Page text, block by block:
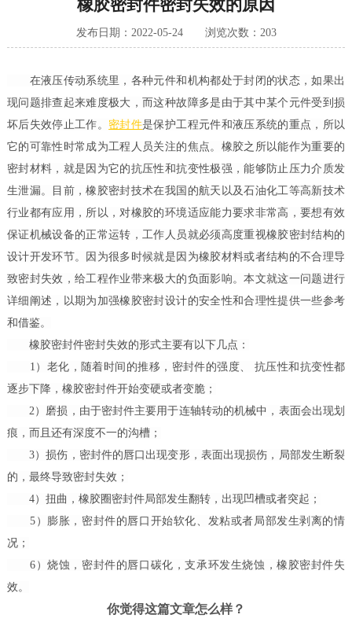
橡胶密封件密封失效的原因
发布日期：2022-05-24 浏览次数： 203
在液压传动系统里，各种元件和机构都处于封闭的状态，如果出
现问题排查起来难度极大，而这种故障多是由于其中某个元件受到损
坏后失效停止工作。 密封件是保护工程元件和液压系统的重点，所以
它的可靠性时常成为工程人员关注的焦点。橡胶之所以能作为重要的
密封材料，就是因为它的抗压性和抗变性极强，能够防止压力介质发
生泄漏。目前，橡胶密封技术在我国的航天以及石油化工等高新技术
行业都有应用，所以，对橡胶的环境适应能力要求非常高，要想有效
保证机械设备的正常运转，工作人员就必须高度重视橡胶密封结构的
设计开发环节。因为很多时候就是因为橡胶材料或者结构的不合理导
致密封失效，给工程作业带来极大的负面影响。本文就这一问题进行
详细阐述，以期为加强橡胶密封设计的安全性和合理性提供一些参考
和借鉴。
橡胶密封件密封失效的形式主要有以下几点：
1）老化，随着时间的推移，密封件的强度、 抗压性和抗变性都
逐步下降，橡胶密封件开始变硬或者变脆；
2）磨损，由于密封件主要用于连轴转动的机械中，表面会出现划
痕，而且还有深度不一的沟槽；
3）损伤，密封件的唇口出现变形，表面出现损伤，局部发生断裂
的，最终导致密封失效；
4）扭曲，橡胶圈密封件局部发生翻转，出现凹槽或者突起；
5）膨胀，密封件的唇口开始软化、发粘或者局部发生剥离的情
况；
6）烧蚀，密封件的唇口碳化，支承环发生烧蚀，橡胶密封件失
效。
你觉得这篇文章怎么样？